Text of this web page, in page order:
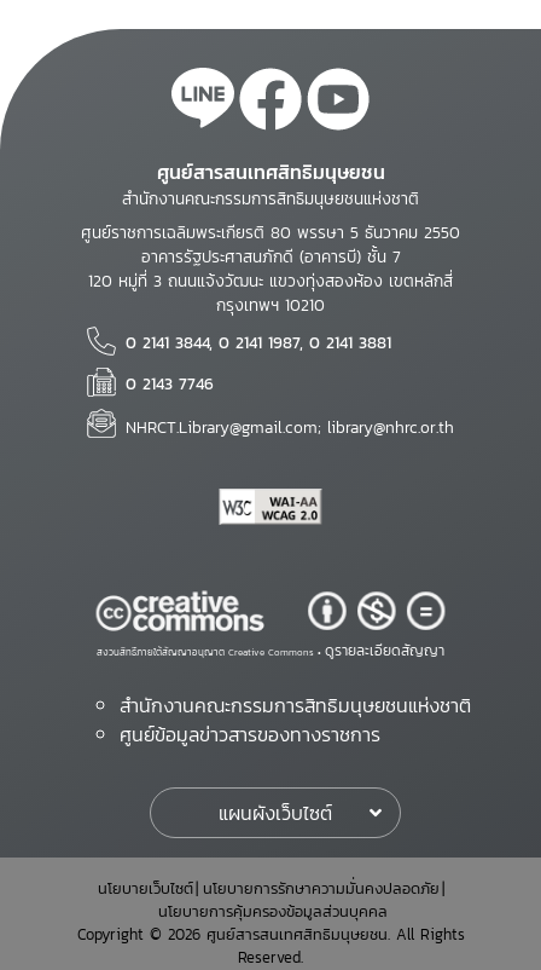
ศูนย์สารสนเทศสิทธิมนุษยชน
สำนักงานคณะกรรมการสิทธิมนุษยชนแห่งชาติ
ศูนย์ราชการเฉลิมพระเกียรติ 80 พรรษา 5 ธันวาคม 2550
อาคารรัฐประศาสนภักดี (อาคารบี) ชั้น 7
120 หมู่ที่ 3 ถนนแจ้งวัฒนะ แขวงทุ่งสองห้อง เขตหลักสี่
กรุงเทพฯ 10210
0 2141 3844, 0 2141 1987, 0 2141 3881
0 2143 7746
NHRCT.Library@gmail.com; library@nhrc.or.th
สงวนสิทธิ์ภายใต้สัญญาอนุญาต Creative Commons • ดูรายละเอียดสัญญา
สำนักงานคณะกรรมการสิทธิมนุษยชนแห่งชาติ
ศูนย์ข้อมูลข่าวสารของทางราชการ
แผนผังเว็บไซต์
นโยบายเว็บไซต์ นโยบายการรักษาความมั่นคงปลอดภัย
นโยบายการคุ้มครองข้อมูลส่วนบุคคล
Copyright © 2026 ศูนย์สารสนเทศสิทธิมนุษยชน. All Rights
Reserved.